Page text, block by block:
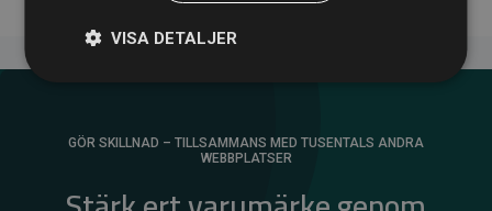
GÖR SKILLNAD – TILLSAMMANS MED TUSENTALS ANDRA
WEBBPLATSER
VISA DETALJER